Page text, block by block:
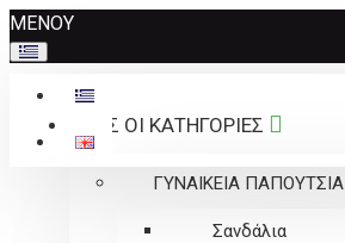
Σημείωση:
Αυτός
ο
ιστότοπος
περιλαμβάνει
ΜΕΝΟΥ
ΟΛΕΣ ΟΙ ΚΑΤΗΓΟΡΙΕΣ
ΓΥΝΑΙΚΕΙΑ ΠΑΠΟΥΤΣΙΑ
Σανδάλια